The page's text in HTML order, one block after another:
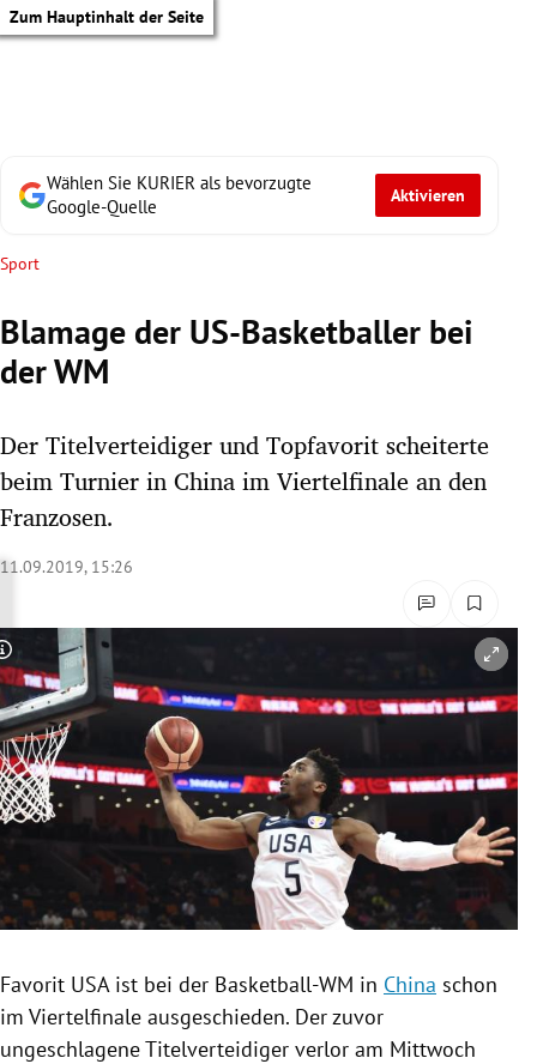
Zum Hauptinhalt der Seite
Untermenü
Untermenü
Untermenü
Untermenü
Untermenü
Untermenü
Untermenü
Untermenü
Wählen Sie KURIER als bevorzugte
Google-Quelle
Aktivieren
Sport
Blamage der US-Basketballer bei
der WM
Der Titelverteidiger und Topfavorit scheiterte
beim Turnier in China im Viertelfinale an den
Franzosen.
11.09.2019, 15:26
Copyright-Hinweis öffnen/schließen
Favorit USAist bei der Basketball-WM in China schon
im Viertelfinale ausgeschieden. Der zuvor
ungeschlagene Titelverteidiger verlor am Mittwoch